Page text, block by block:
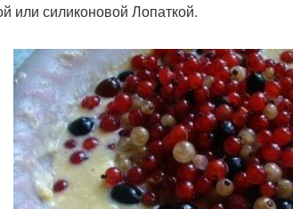
или силиконовой Лопаткой.